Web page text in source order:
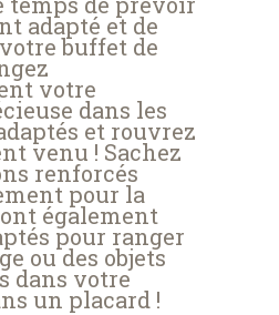
adapté et de
buffet de
votre
dans les
et rouvrez
venu ! Sachez
renforcés
pour la
également
pour ranger
ou des objets
dans votre
un placard !